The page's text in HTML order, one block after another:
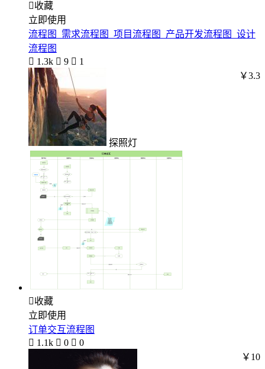
收藏
立即使用
流程图_需求流程图_项目流程图_产品开发流程图_设计
流程图
 1.3k  9  1
探照灯
￥3.3
收藏
立即使用
订单交互流程图
 1.1k  0  0
￥10